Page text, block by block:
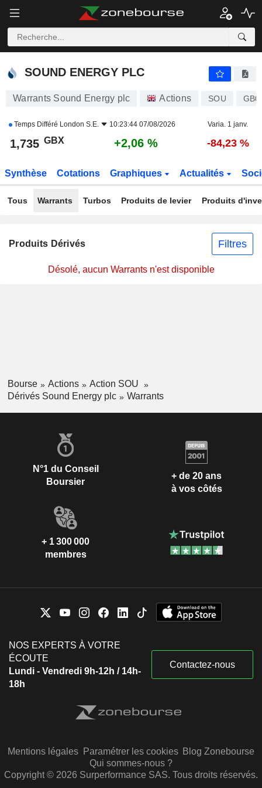
SOUND ENERGY PLC
SOUND ENERGY PLC
Warrants Sound Energy plc Actions SOU
Temps Différé London S.E. 10:23:44 07/08/2026 Varia. 1 janv.
1,735 GBX +2,06 % -84,23 %
Synthèse Cotations Graphiques Actualités
Tous Warrants Turbos Produits de levier Produits
Produits Dérivés Filtres
Désolé, aucun Warrants n'est disponible
Bourse Actions
Action SOU
Dérivés Sound Energy plc
Warrants
N°1 du Conseil
Boursier
+ de 20 ans
à vos côtés
+ 1 300 000
membres
NOS EXPERTS À VOTRE
ÉCOUTE
Lundi - Vendredi 9h-12h / 14h-
18h
Contactez-nous
Mentions légales Paramétrer les cookies Blog Zonebourse
Qui sommes-nous ?
Copyright © 2026 Surperformance SAS. Tous droits réservés.